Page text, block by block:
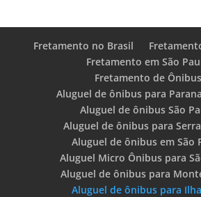
Fretamento no Brasil
Fretamento em São
Fretamento de Ônibus
Aluguel de ônibus para
Aluguel de ônibus São
Aluguel de ônibus para
Aluguel de ônibus em São
Aluguel Micro Ônibus para
Aluguel de ônibus para
Aluguel de ônibus para